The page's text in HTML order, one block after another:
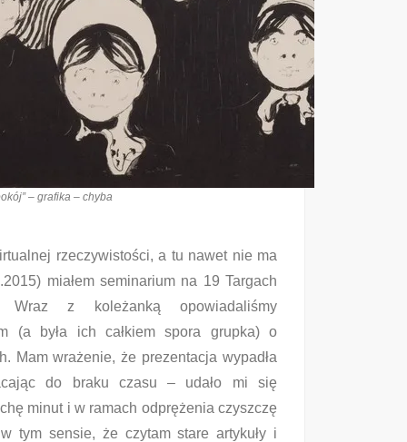
– grafika – chyba
rzeczywistości, a tu nawet nie ma
miałem seminarium na 19 Targach
z koleżanką opowiadaliśmy
(a była ich całkiem spora grupka) o
Mam wrażenie, że prezentacja wypadła
do braku czasu – udało mi się
minut i w ramach odprężenia czyszczę
tym sensie, że czytam stare artykuły i